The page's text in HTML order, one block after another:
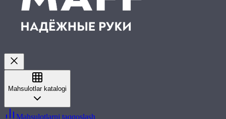
Mahsulotlar katalogi
Mahsulotlarni taqqoslash